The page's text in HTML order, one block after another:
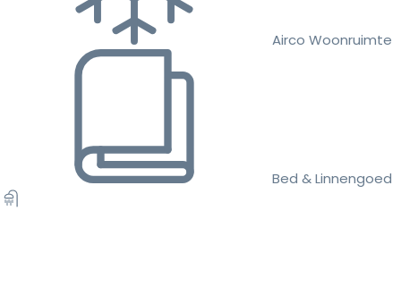
Airco Woonruimte
Bed & Linnengoed